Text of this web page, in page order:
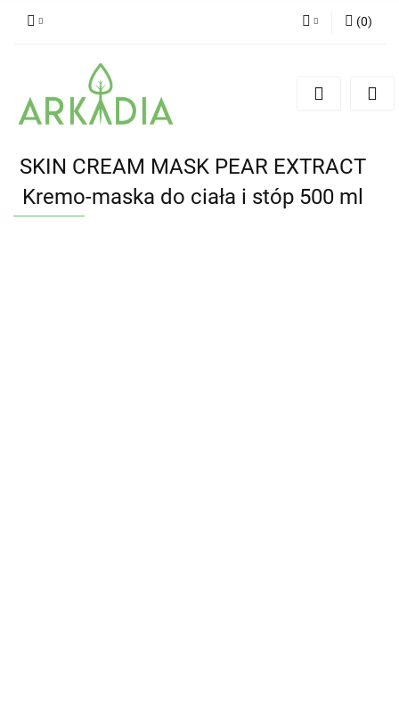
(0)
SKIN CREAM MASK PEAR EXTRACT
Kremo-maska do ciała i stóp 500 ml